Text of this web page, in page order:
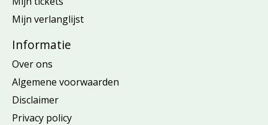
Mijn verlanglijst
Informatie
Over ons
Algemene voorwaarden
Disclaimer
Privacy policy